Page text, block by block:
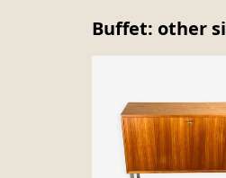
Buffet: other